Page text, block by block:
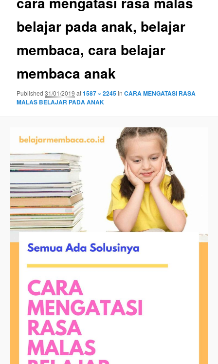
belajar pada anak, belajar
membaca, cara belajar
membaca anak
Published31/01/2019 at1587 × 2245inCARA MENGATASI RASA
MALAS BELAJAR PADA ANAK